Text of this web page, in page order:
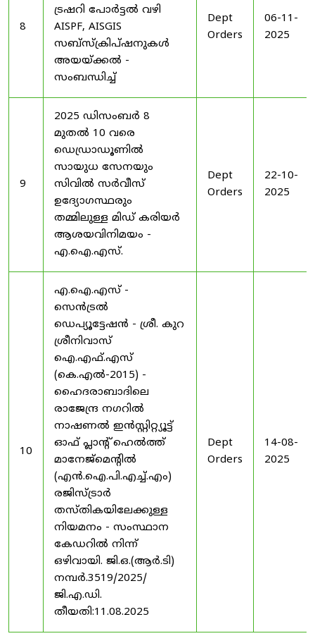
8
ട്രഷറി പോർട്ടൽ വഴി
AISPF, AISGIS
സബ്‌സ്‌ക്രിപ്‌ഷനുകൾ
അയയ്ക്കൽ -
സംബന്ധിച്ച്
Dept
Orders
06-11-
2025
9
2025 ഡിസംബർ 8
മുതൽ 10 വരെ
ഡെഡ്രാഡൂണിൽ
സായുധ സേനയും
സിവിൽ സർവീസ്
ഉദ്യോഗസ്ഥരും
തമ്മിലുള്ള മിഡ് കരിയർ
ആശയവിനിമയം -
എ.ഐ.എസ്.
Dept
Orders
22-10-
2025
10
എ.ഐ.എസ് -
സെൻട്രൽ
ഡെപ്യൂട്ടേഷൻ - ശ്രീ. കുറ
ശ്രീനിവാസ്
ഐ.എഫ്.എസ്
(കെ.എൽ-2015) -
ഹൈദരാബാദിലെ
രാജേന്ദ്ര നഗറിൽ
നാഷണൽ ഇൻസ്റ്റിറ്റ്യൂട്ട്
ഓഫ് പ്ലാന്റ് ഹെൽത്ത്
മാനേജ്‌മെന്റിൽ
(എൻ.ഐ.പി.എച്ച്.എം)
രജിസ്ട്രാർ
തസ്തികയിലേക്കുള്ള
നിയമനം - സംസ്ഥാന
കേഡറിൽ നിന്ന്
ഒഴിവായി. ജി.ഒ.(ആർ.ടി)
നമ്പർ.3519/2025/
ജി.എ.ഡി.
തീയതി:11.08.2025
Dept
Orders
14-08-
2025